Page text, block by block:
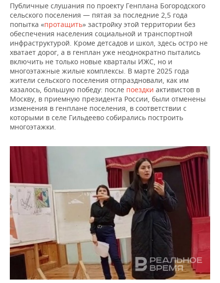
Публичные слушания по проекту Генплана Богородского
сельского поселения — пятая за последние 2,5 года
попытка «протащить» застройку этой территории без
обеспечения населения социальной и транспортной
инфраструктурой. Кроме детсадов и школ, здесь остро не
хватает дорог, а в генплан уже неоднократно пытались
включить не только новые кварталы ИЖС, но и
многоэтажные жилые комплексы. В марте 2025 года
жители сельского поселения отпраздновали, как им
казалось, большую победу: после поездки активистов в
Москву, в приемную президента России, были отменены
изменения в генплане поселения, в соответствии с
которыми в селе Гильдеево собирались построить
многоэтажки.